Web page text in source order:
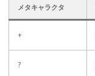
メタキャラクタ
+
?